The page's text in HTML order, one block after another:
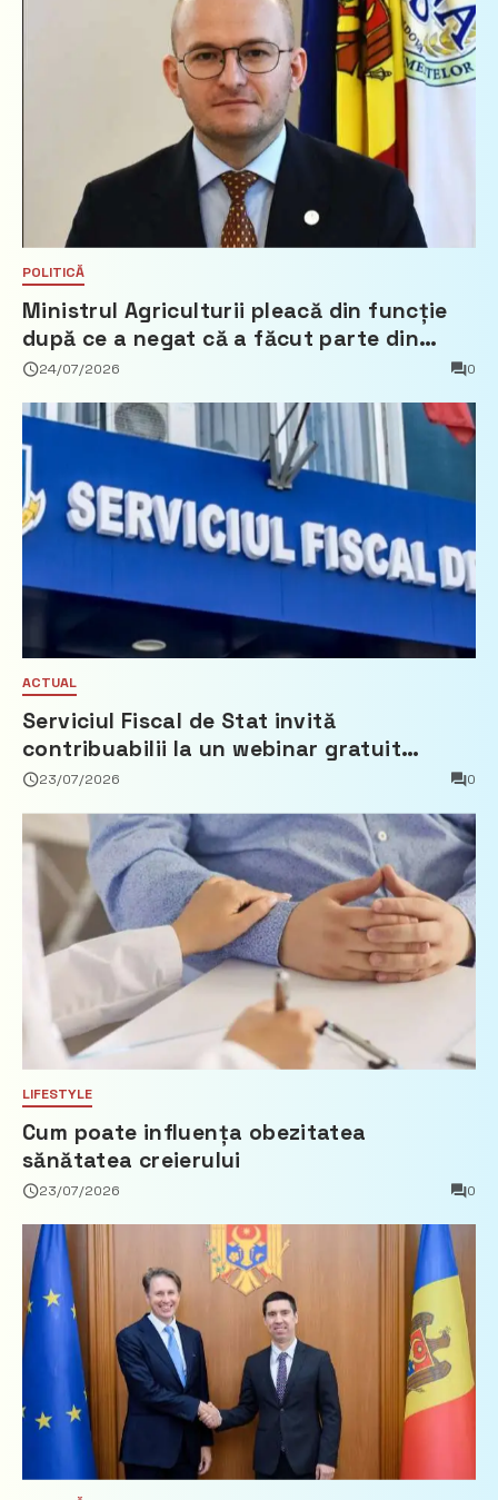
POLITICĂ
Ministrul Agriculturii pleacă din funcție
după ce a negat că a făcut parte din
Partidul Democrat
24/07/2026 0
ACTUAL
Serviciul Fiscal de Stat invită
contribuabilii la un webinar gratuit
privind calculul impozitului pe bunurile
23/07/2026 0
LIFESTYLE
Cum poate influența obezitatea
sănătatea creierului
23/07/2026 0